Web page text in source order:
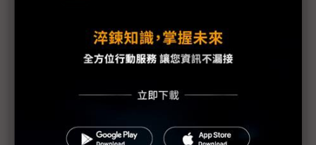
三星新機染疫 S20 Ultra傳供應不足